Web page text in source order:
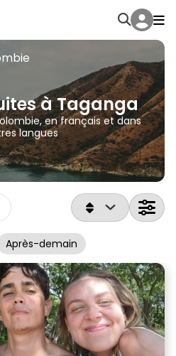
à Taganga
en français et dans
langues
Après-demain